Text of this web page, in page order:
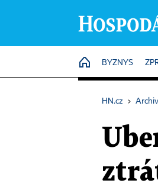
HOME
BYZNYS
HN.cz › Archiv